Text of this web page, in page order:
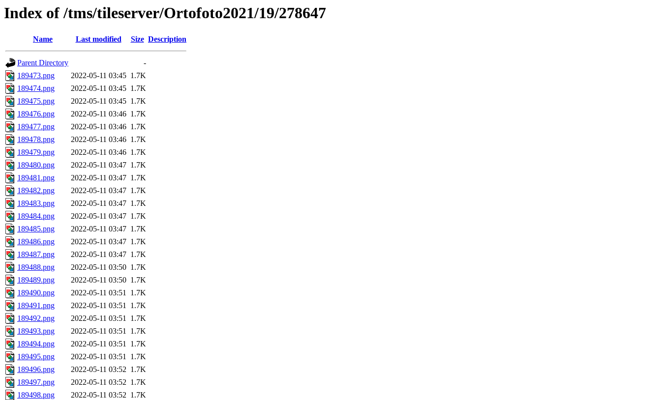
Index of /tms/tileserver/Ortofoto2021/19/278647
Name Last modified Size Description
Parent Directory
-
189473.png
2022-05-11 03:45 1.7K
189474.png
2022-05-11 03:45 1.7K
189475.png
2022-05-11 03:45 1.7K
189476.png
2022-05-11 03:46 1.7K
189477.png
2022-05-11 03:46 1.7K
189478.png
2022-05-11 03:46 1.7K
189479.png
2022-05-11 03:46 1.7K
189480.png
2022-05-11 03:47 1.7K
189481.png
2022-05-11 03:47 1.7K
189482.png
2022-05-11 03:47 1.7K
189483.png
2022-05-11 03:47 1.7K
189484.png
2022-05-11 03:47 1.7K
189485.png
2022-05-11 03:47 1.7K
189486.png
2022-05-11 03:47 1.7K
189487.png
2022-05-11 03:47 1.7K
189488.png
2022-05-11 03:50 1.7K
189489.png
2022-05-11 03:50 1.7K
189490.png
2022-05-11 03:51 1.7K
189491.png
2022-05-11 03:51 1.7K
189492.png
2022-05-11 03:51 1.7K
189493.png
2022-05-11 03:51 1.7K
189494.png
2022-05-11 03:51 1.7K
189495.png
2022-05-11 03:51 1.7K
189496.png
2022-05-11 03:52 1.7K
189497.png
2022-05-11 03:52 1.7K
189498.png
2022-05-11 03:52 1.7K